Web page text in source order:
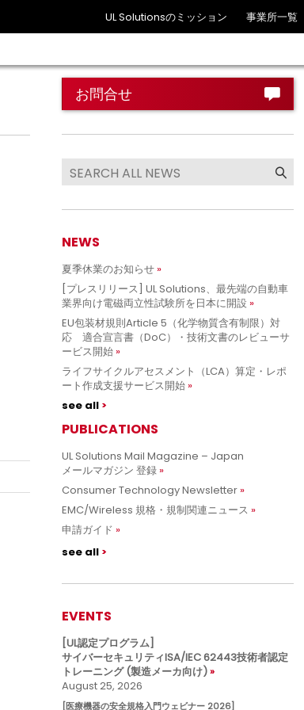
UL Solutionsのミッション 事業所一覧
お問合せ
NEWS
夏季休業のお知らせ
[プレスリリース] UL Solutions、最先端の自動車
業界向け電磁両立性試験所を日本に開設
EU包装材規則Article 5（化学物質含有制限）対
応 適合宣言書（DoC）・技術文書のレビューサ
ービス開始
ライフサイクルアセスメント（LCA）算定・レポ
ート作成支援サービス開始
see all
PUBLICATIONS
UL Solutions Mail Magazine – Japan
メールマガジン 登録
Consumer Technology Newsletter
EMC/Wireless 規格・規制関連ニュース
申請ガイド
see all
EVENTS
[UL認定プログラム]
サイバーセキュリティISA/IEC 62443技術者認定
トレーニング (製造メーカ向け)
August 25, 2026
[医療機器の安全規格入門ウェビナー 2026]